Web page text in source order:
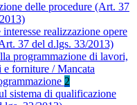
delle procedure (Art. 37
realizzazione opere
37 del d.lgs. 33/2013)
programmazione di lavori,
e forniture / Mancata
2
sistema di qualificazione